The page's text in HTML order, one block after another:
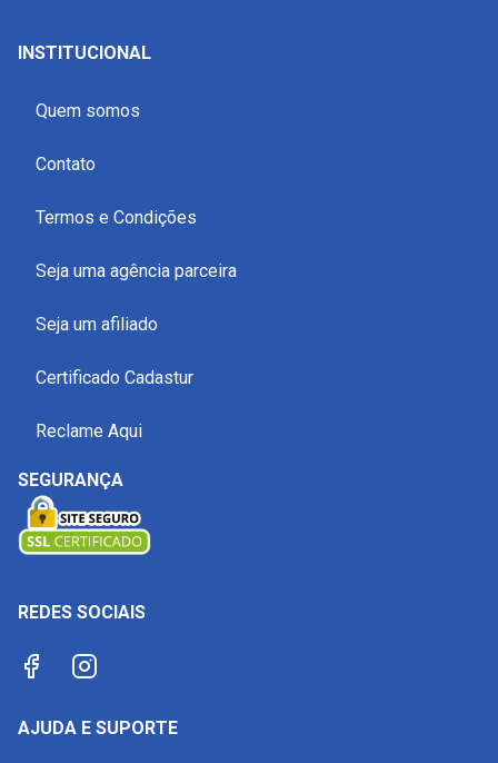
INSTITUCIONAL
Quem somos
Contato
Termos e Condições
Seja uma agência parceira
Seja um afiliado
Certificado Cadastur
Reclame Aqui
SEGURANÇA
REDES SOCIAIS
AJUDA E SUPORTE